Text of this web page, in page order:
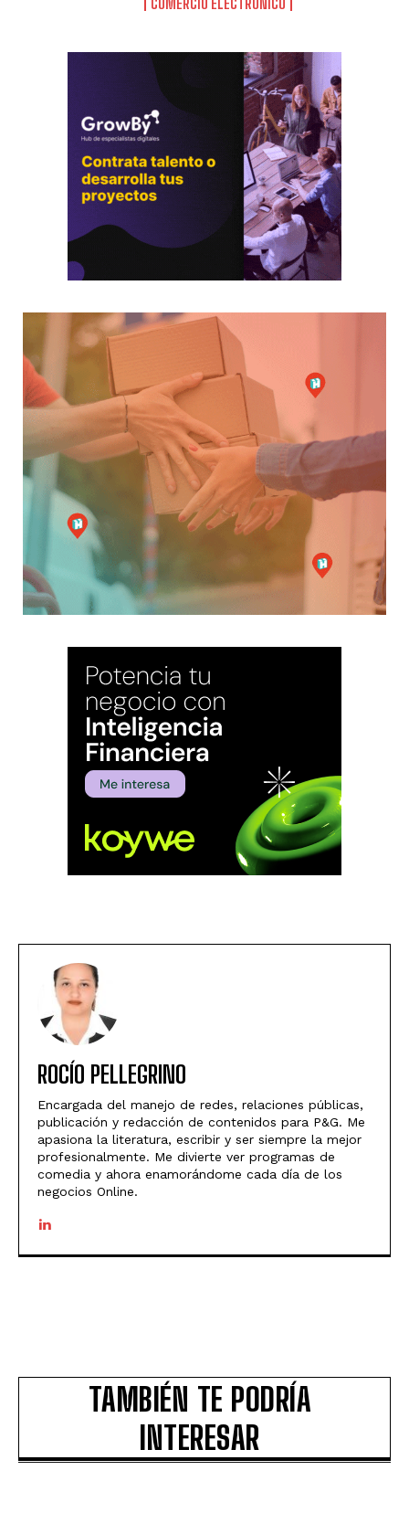
ROCÍO PELLEGRINO
Encargada del manejo de redes, relaciones públicas,
publicación y redacción de contenidos para P&G. Me
apasiona la literatura, escribir y ser siempre la mejor
profesionalmente. Me divierte ver programas de
comedia y ahora enamorándome cada día de los
negocios Online.
TAMBIÉN TE PODRÍA
INTERESAR